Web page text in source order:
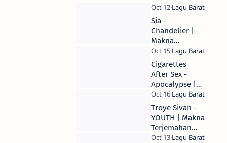
Sia -
Chandelier |
Makna
Terjemahan
Arti Lirik Lagu
Cigarettes
After Sex -
Apocalypse |
Makna
Terjemahan
Arti Lirik Lagu
Troye Sivan -
YOUTH | Makna
Terjemahan
Arti Lirik Lagu